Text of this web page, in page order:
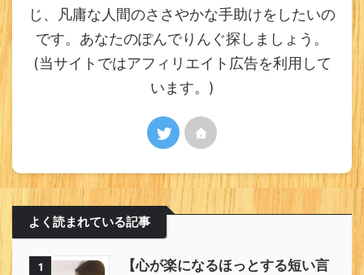
じ、凡庸な人間のささやかな手助けをしたいの
です。あなたのぽんでりんぐ探しましょう。
(当サイトではアフィリエイト広告を利用して
います。)
よく読まれている記事
1
【心が楽になるほっとする短い言